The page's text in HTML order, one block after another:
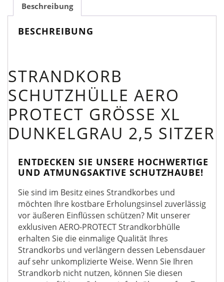
Dunkelgrau
Beschreibung
BESCHREIBUNG
STRANDKORB
SCHUTZHÜLLE AERO
PROTECT GRÖSSE XL D
UNKELGRAU 2,5 SITZER
ENTDECKEN SIE UNSERE HOCHWERTIGE
UND ATMUNGSAKTIVE SCHUTZHAUBE!
Sie sind im Besitz eines Strandkorbes und
möchten Ihre kostbare Erholungsinsel zuverlässig
vor äußeren Einflüssen schützen? Mit unserer
exklusiven AERO-PROTECT Strandkorbhülle
erhalten Sie die einmalige Qualität Ihres
Strandkorbs und verlängern dessen Lebensdauer
auf sehr unkomplizierte Weise. Wenn Sie Ihren
Strandkorb nicht nutzen, können Sie diesen